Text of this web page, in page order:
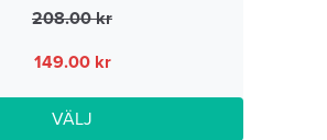
149.00
208.00
VÄLJ